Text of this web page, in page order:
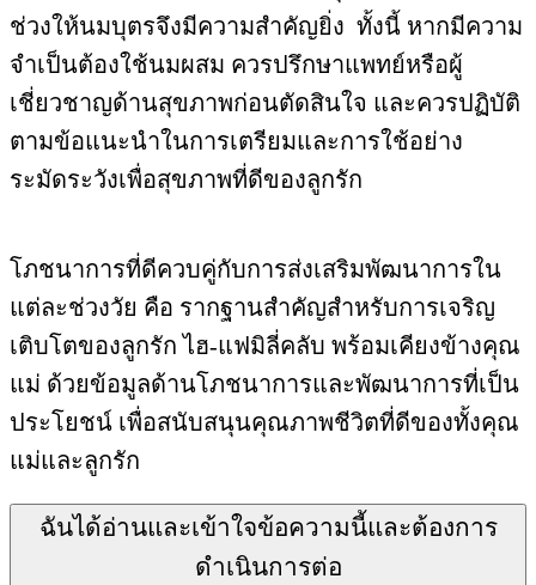
ช่วงให้นมบุตรจึงมีความสำคัญยิ่ง ทั้งนี้ หากมีความ
จำเป็นต้องใช้นมผสม ควรปรึกษาแพทย์หรือผู้
เชี่ยวชาญด้านสุขภาพก่อนตัดสินใจ และควรปฏิบัติ
ตามข้อแนะนำในการเตรียมและการใช้อย่าง
ระมัดระวังเพื่อสุขภาพที่ดีของลูกรัก
โภชนาการที่ดีควบคู่กับการส่งเสริมพัฒนาการใน
แต่ละช่วงวัย คือ รากฐานสำคัญสำหรับการเจริญ
เติบโตของลูกรัก ไฮ-แฟมิลี่คลับ พร้อมเคียงข้างคุณ
แม่ ด้วยข้อมูลด้านโภชนาการและพัฒนาการที่เป็น
ประโยชน์ เพื่อสนับสนุนคุณภาพชีวิตที่ดีของทั้งคุณ
แม่และลูกรัก
ฉันได้อ่านและเข้าใจข้อความนี้และต้องการ
ดำเนินการต่อ